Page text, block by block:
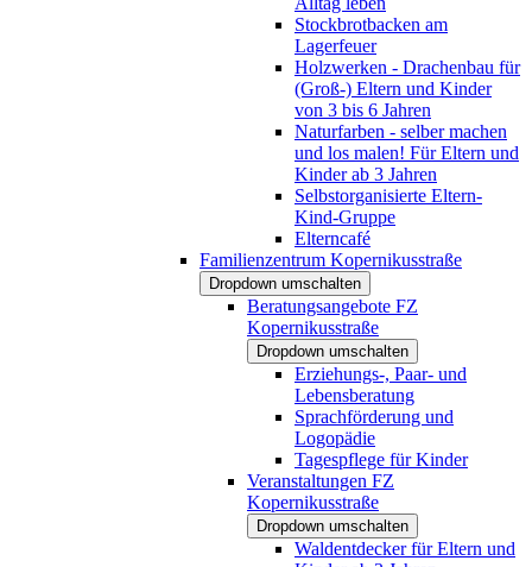
Stockbrotbacken am
Lagerfeuer
Holzwerken - Drachenbau für
(Groß-) Eltern und Kinder
von 3 bis 6 Jahren
Naturfarben - selber machen
und los malen! Für Eltern und
Kinder ab 3 Jahren
Selbstorganisierte Eltern-
Kind-Gruppe
Elterncafé
Familienzentrum Kopernikusstraße
Dropdown umschalten
Beratungsangebote FZ
Kopernikusstraße
Dropdown umschalten
Erziehungs-, Paar- und
Lebensberatung
Sprachförderung und
Logopädie
Tagespflege für Kinder
Veranstaltungen FZ
Kopernikusstraße
Dropdown umschalten
Waldentdecker für Eltern und